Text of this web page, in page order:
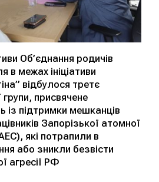
Об’єднання родичів
в межах ініціативи
відбулося третє
присвячене
із підтримки мешканців
Запорізької атомної
які потрапили в
або зникли безвісти
агресії РФ